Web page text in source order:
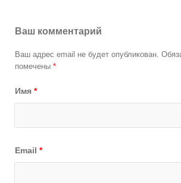
Ваш комментарий
Ваш адрес email не будет опубликован.
помечены *
Имя *
Email *